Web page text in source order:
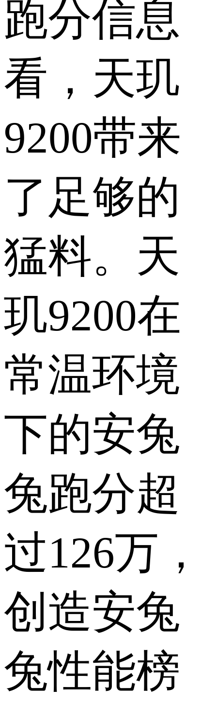
跑分信息
看，天玑
9200带来
了足够的
猛料。天
玑9200在
常温环境
下的安兔
兔跑分超
过126万，
创造安兔
兔性能榜